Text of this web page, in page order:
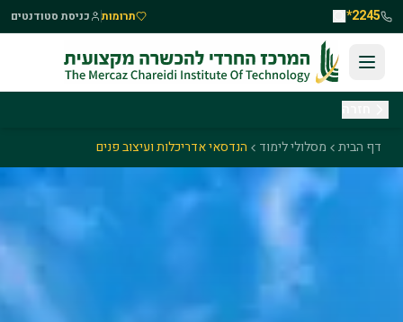
דלג לתוכן העיקרי
2245* תרומות כניסת סטודנטים
דף הבית
מסלולי לימוד הנדסאי אדריכלות ועיצוב פנים